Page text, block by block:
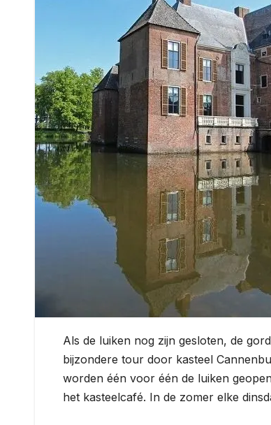
Als de luiken nog zijn gesloten, de
bijzondere tour door kasteel
worden één voor één de luiken
het kasteelcafé. In de zomer elke